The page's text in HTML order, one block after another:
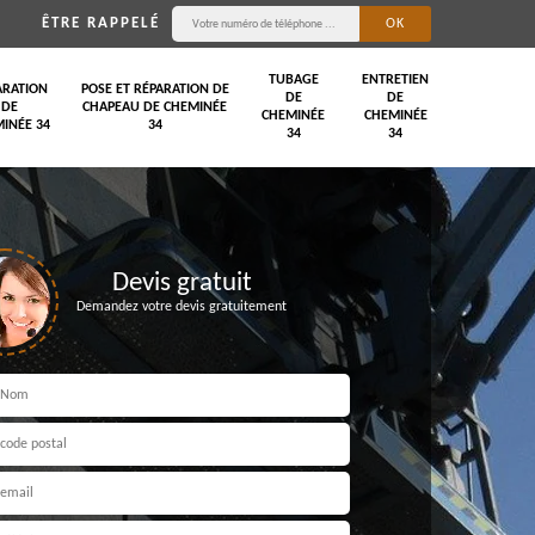
ÊTRE RAPPELÉ
DE
34
POSE ET RÉPARATION DE
CHAPEAU DE CHEMINÉE
34
TUBAGE
DE
CHEMINÉE
34
ENTRETIEN
DE
CHEMINÉE
34
Devis gratuit
Demandez votre devis gratuitement